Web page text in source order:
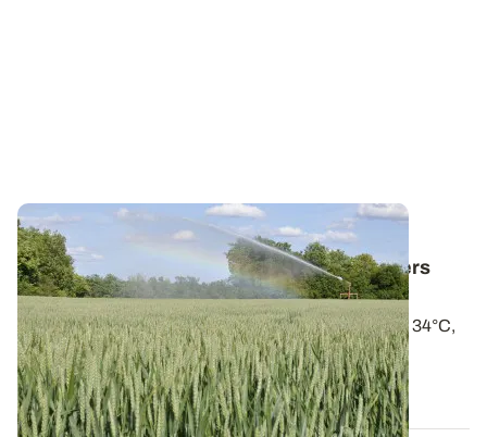
RHÔNE-ALPES
Fortes chaleurs : sur blé, piloter les derniers
tours d’eau et sur maïs, les premiers
Températures maximales attendues autour de 33 à 34°C,
et évapotranspiration (ETP)...
28 MAI 2026